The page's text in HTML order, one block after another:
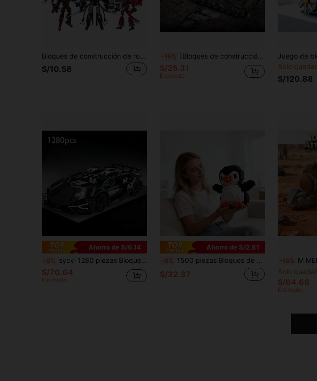
Bloques de construcción de robot, bloques de construcción de persona de TV, set de bloques de construcción de serie, persona del taladro, articulaciones móviles, bloques de construcción difíciles, compatibles con partículas pequeñas, coleccionables, regalos de cumpleaños, accesorios de juego, accesorios de películas
S/10.58
-15% [Bloques de construcción de tanque] Nuevos bloques de construcción de tanque militar para niños, tanque de batalla principal con cañón, adecuado para adolescentes de 14+, regalo de cumpleaños/Halloween/Navidad/vacaciones, empacado
S/25.31
Estimado
Solo
S/120.88
Ahorro de S/6.14
-8% sycvi 1280 piezas Bloques de construcción de modelo de coche de carreras - Serie mecánica - Versión para adultos - Escala 1:14 - Construye un superdeportivo con ladrillos - Adecuado para adultos - Regalo
S/70.64
Estimado
Ahorro de S/2.81
-8% 1500 piezas Bloques de construcción de pingüinos DIY, decoración del hogar, regalo festivo para mayores de 14 años, material ABS, regalo ideal para Navidad y Halloween, decoración festiva, atmósfera festiva, exhibición decorativa, diseño creativo, construcción duradera, estructura grande, kit de ensamblaje, exhibición coleccionable, para gamers
S/32.37
-18% M MENBIS 520+ piezas Conjunto de bloques de
Solo
S/64.68
Estimado
DESCUENTO
Pedidos de +S/169.98